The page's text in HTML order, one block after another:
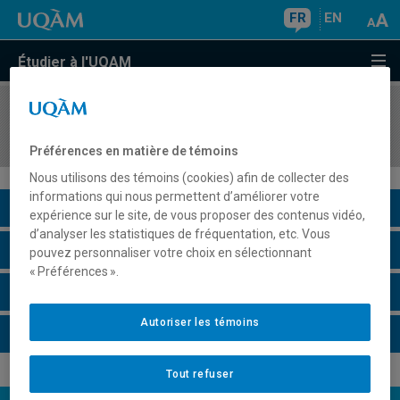
FR EN
Étudier à l'UQAM
COURS//
Description du cours
Horaire - Été 2026
Préférences en matière de témoins
Nous utilisons des témoins (cookies) afin de collecter des
informations qui nous permettent d’améliorer votre
expérience sur le site, de vous proposer des contenus vidéo,
d’analyser les statistiques de fréquentation, etc. Vous
pouvez personnaliser votre choix en sélectionnant
« Préférences ».
Tout refuser
Autoriser les témoins